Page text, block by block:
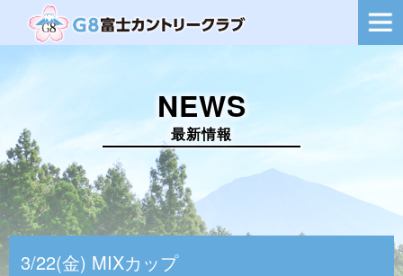
ー
シ
ョ
NEWS
最新情報
3/22(金) MIXカップ